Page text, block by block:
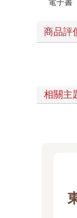
電子書
商品評
相關主